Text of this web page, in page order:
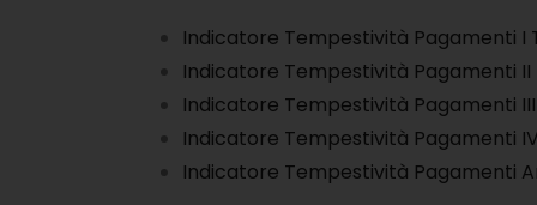
Indicatore Tempestività Pagamenti I
Indicatore Tempestività Pagamenti
Indicatore Tempestività Pagamenti
Indicatore Tempestività Pagamenti
Indicatore Tempestività Pagamenti